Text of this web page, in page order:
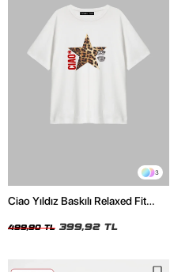
3
Ciao Yıldız Baskılı Relaxed Fit
499,90 TL 399,92 TL